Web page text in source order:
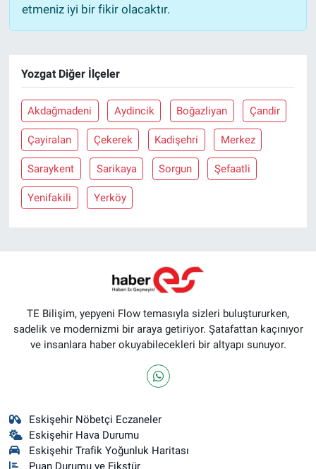
etmeniz iyi bir fikir olacaktır.
Yozgat Diğer İlçeler
Akdağmadeni Aydincik Boğazliyan Çandir
Çayiralan Çekerek Kadişehri Merkez
Saraykent Sarikaya Sorgun Şefaatli
Yenifakili Yerköy
TE Bilişim, yepyeni Flow temasıyla sizleri buluştururken,
sadelik ve modernizmi bir araya getiriyor. Şatafattan kaçınıyor
ve insanlara haber okuyabilecekleri bir altyapı sunuyor.
Eskişehir Nöbetçi Eczaneler
Eskişehir Hava Durumu
Eskişehir Trafik Yoğunluk Haritası
Puan Durumu ve Fikstür